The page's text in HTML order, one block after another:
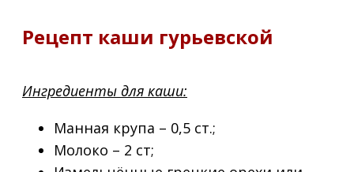
Рецепт каши гурьевской
Ингредиенты для каши:
Манная крупа – 0,5 ст.;
Молоко – 2 ст;